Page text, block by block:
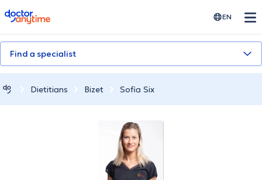
doctoranytime EN
Find a specialist
Dietitians Bizet Sofia Six